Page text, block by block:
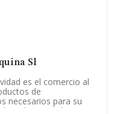
Sl
es el comercio al
de
necesarios para su
de